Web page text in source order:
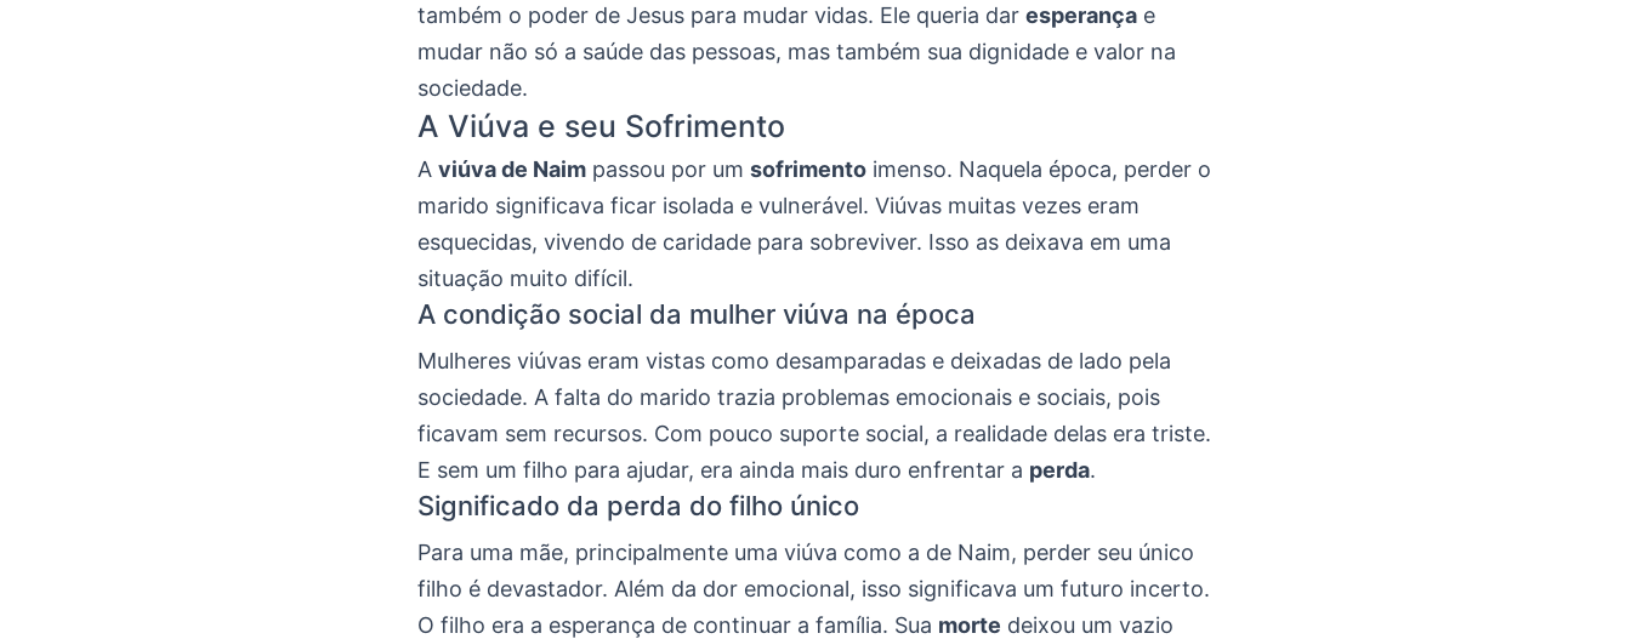
também o poder de Jesus para mudar vidas. Ele queria dar esperança e
mudar não só a saúde das pessoas, mas também sua dignidade e valor na
sociedade.
A Viúva e seu Sofrimento
A viúva de Naim passou por um sofrimento imenso. Naquela época, perder o
marido significava ficar isolada e vulnerável. Viúvas muitas vezes eram
esquecidas, vivendo de caridade para sobreviver. Isso as deixava em uma
situação muito difícil.
A condição social da mulher viúva na época
Mulheres viúvas eram vistas como desamparadas e deixadas de lado pela
sociedade. A falta do marido trazia problemas emocionais e sociais, pois
ficavam sem recursos. Com pouco suporte social, a realidade delas era triste.
E sem um filho para ajudar, era ainda mais duro enfrentar a perda.
Significado da perda do filho único
Para uma mãe, principalmente uma viúva como a de Naim, perder seu único
filho é devastador. Além da dor emocional, isso significava um futuro incerto.
O filho era a esperança de continuar a família. Sua morte deixou um vazio